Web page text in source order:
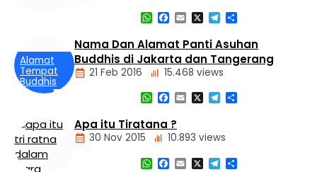
WhatsApp
Facebook
Email
X Telegram
Share
Alamat
Tempat
Buddhis
Berita
Nasional
Panti
Asuhan
Nama Dan Alamat Panti Asuhan
Buddhis di Jakarta dan Tangerang
21 Feb 2016 15.468 views
WhatsApp
Facebook
Email
X Telegram
Share
Apa itu Tiratana ?
30 Nov 2015 10.893 views
WhatsApp
Facebook
Email
X Telegram
Share